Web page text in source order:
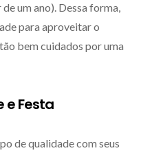
um ano). Dessa forma,
para aproveitar o
bem cuidados por uma
e Festa
de qualidade com seus